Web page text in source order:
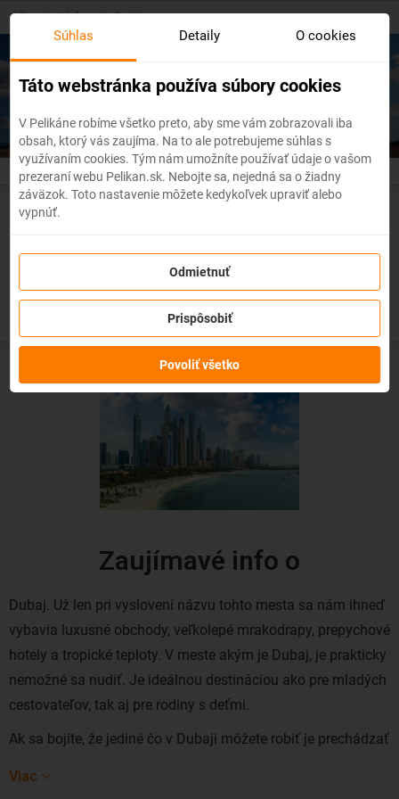
Skip
content
Hlavná stránka / Dubaj
Lacné letenkyDubaj
Zaujímavé info o
Dubaj. Už len pri vyslovení názvu tohto mesta sa nám ihneď
vybavia luxusné obchody, veľkolepé mrakodrapy, prepychové
hotely a tropické teploty. V meste akým je Dubaj, je prakticky
nemožné sa nudiť. Je ideálnou destináciou ako pre mladých
cestovateľov, tak aj pre rodiny s deťmi.
Ak sa bojíte, že jediné čo v Dubaji môžete robiť je prechádzať
Viac
Súhlas Detaily O cookies
Táto webstránka používa súbory cookies
V Pelikáne robíme všetko preto, aby sme vám zobrazovali iba
obsah, ktorý vás zaujíma. Na to ale potrebujeme súhlas s
využívaním cookies. Tým nám umožníte používať údaje o vašom
prezeraní webu Pelikan.sk. Nebojte sa, nejedná sa o žiadny
záväzok. Toto nastavenie môžete kedykoľvek upraviť alebo
vypnúť.
Odmietnuť
Prispôsobiť
Povoliť všetko